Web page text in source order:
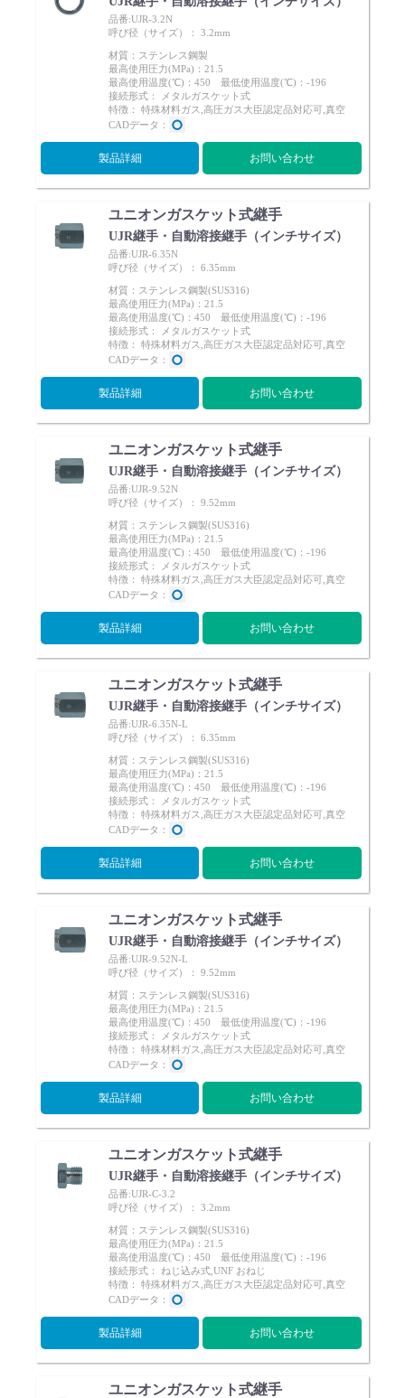
品番:UJR-3.2N
呼び径（サイズ）： 3.2mm
材質：ステンレス鋼製
最高使用圧力(MPa)：21.5
最高使用温度(℃)：450 最低使用温度(℃)：-196
接続形式： メタルガスケット式
特徴： 特殊材料ガス,高圧ガス大臣認定品対応可,真空
CADデータ：
製品詳細 お問い合わせ
ユニオンガスケット式継手
UJR継手・自動溶接継手（インチサイズ）
品番:UJR-6.35N
呼び径（サイズ）： 6.35mm
材質：ステンレス鋼製(SUS316)
最高使用圧力(MPa)：21.5
最高使用温度(℃)：450 最低使用温度(℃)：-196
接続形式： メタルガスケット式
特徴： 特殊材料ガス,高圧ガス大臣認定品対応可,真空
CADデータ：
製品詳細 お問い合わせ
ユニオンガスケット式継手
UJR継手・自動溶接継手（インチサイズ）
品番:UJR-9.52N
呼び径（サイズ）： 9.52mm
材質：ステンレス鋼製(SUS316)
最高使用圧力(MPa)：21.5
最高使用温度(℃)：450 最低使用温度(℃)：-196
接続形式： メタルガスケット式
特徴： 特殊材料ガス,高圧ガス大臣認定品対応可,真空
CADデータ：
製品詳細 お問い合わせ
ユニオンガスケット式継手
UJR継手・自動溶接継手（インチサイズ）
品番:UJR-6.35N-L
呼び径（サイズ）： 6.35mm
材質：ステンレス鋼製(SUS316)
最高使用圧力(MPa)：21.5
最高使用温度(℃)：450 最低使用温度(℃)：-196
接続形式： メタルガスケット式
特徴： 特殊材料ガス,高圧ガス大臣認定品対応可,真空
CADデータ：
製品詳細 お問い合わせ
ユニオンガスケット式継手
UJR継手・自動溶接継手（インチサイズ）
品番:UJR-9.52N-L
呼び径（サイズ）： 9.52mm
材質：ステンレス鋼製(SUS316)
最高使用圧力(MPa)：21.5
最高使用温度(℃)：450 最低使用温度(℃)：-196
接続形式： メタルガスケット式
特徴： 特殊材料ガス,高圧ガス大臣認定品対応可,真空
CADデータ：
製品詳細 お問い合わせ
ユニオンガスケット式継手
UJR継手・自動溶接継手（インチサイズ）
品番:UJR-C-3.2
呼び径（サイズ）： 3.2mm
材質：ステンレス鋼製(SUS316)
最高使用圧力(MPa)：21.5
最高使用温度(℃)：450 最低使用温度(℃)：-196
接続形式： ねじ込み式,UNF おねじ
特徴： 特殊材料ガス,高圧ガス大臣認定品対応可,真空
CADデータ：
製品詳細 お問い合わせ
ユニオンガスケット式継手